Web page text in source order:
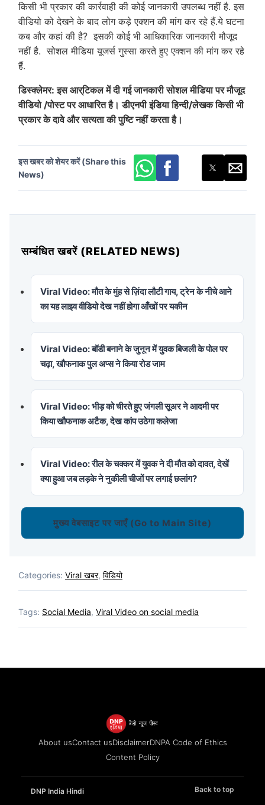
किसी भी प्रकार की कार्रवाही की कोई जानकारी उपलब्ध नहीं है. इस
वीडियो को देखने के बाद लोग कड़े एक्शन की मांग कर रहे हैं.ये घटना
कब और कहां की है? इसकी कोई भी आधिकारिक जानकारी मौजूद
नहीं है. सोशल मीडिया यूजर्स गुस्सा करते हुए एक्शन की मांग कर रहे
हैं.
डिस्क्लेमर: इस आर्टिकल में दी गई जानकारी सोशल मीडिया पर मौजूद
वीडियो /पोस्ट पर आधारित है। डीएनपी इंडिया हिन्दी/लेखक किसी भी
प्रकार के दावे और सत्यता की पुष्टि नहीं करता है।
इस खबर को शेयर करें (Share this
News)
सम्बंधित खबरें (RELATED NEWS)
Viral Video: मौत के मुंह से ज़िंदा लौटी गाय, ट्रेन के नीचे आने
का यह लाइव वीडियो देख नहीं होगा आँखों पर यकीन
Viral Video: बॉडी बनाने के जुनून में युवक बिजली के पोल पर
चढ़ा, खौफनाक पुल अप्स ने किया रोड जाम
Viral Video: भीड़ को चीरते हुए जंगली सूअर ने आदमी पर
किया खौफनाक अटैक, देख कांप उठेगा कलेजा
Viral Video: रील के चक्कर में युवक ने दी मौत को दावत, देखें
क्या हुआ जब लड़के ने नुकीली चीजों पर लगाई छलांग?
मुख्य वेबसाइट पर जाएँ (Go to Main Site)
Categories: Viral खबर, विडियो
Tags: Social Media, Viral Video on social media
About usContact usDisclaimerDNPA Code of Ethics
Content Policy
DNP India Hindi Back to top